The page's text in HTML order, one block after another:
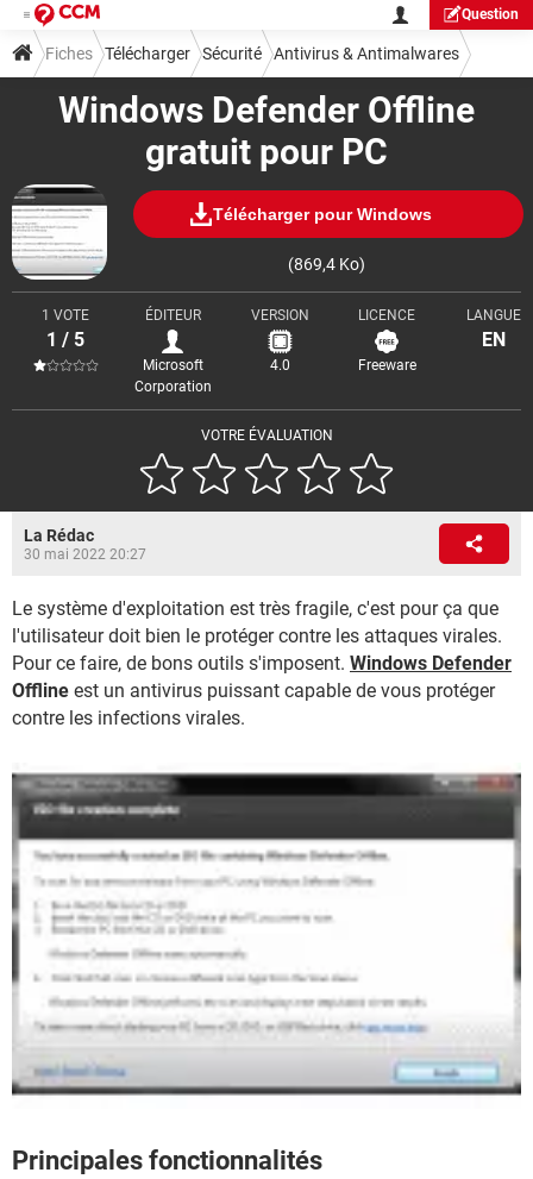
Question
Windows Defender Offline
gratuit pour PC
Télécharger pour Windows
(869,4 Ko)
VOTRE ÉVALUATION
1 VOTE
1 / 5
ÉDITEUR
Microsoft
Corporation
VERSION
4.0
LICENCE
Freeware
LANGUE
EN
Fiches Télécharger Sécurité Antivirus & Antimalwares
La Rédac
30 mai 2022 20:27
Le système d'exploitation est très fragile, c'est pour ça que
l'utilisateur doit bien le protéger contre les attaques virales.
Pour ce faire, de bons outils s'imposent. Windows Defender
Offline est un antivirus puissant capable de vous protéger
contre les infections virales.
Principales fonctionnalités